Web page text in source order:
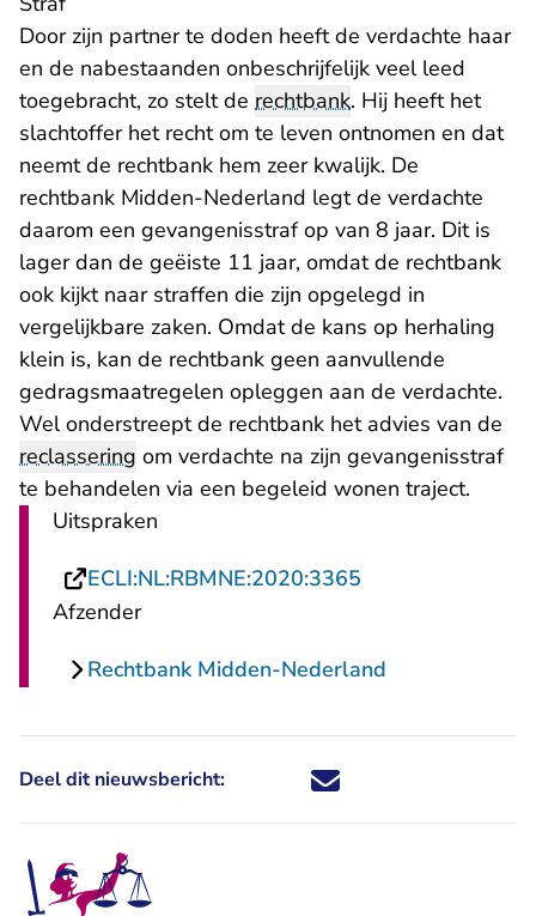
Door zijn partner te doden heeft de verdachte haar
en de nabestaanden onbeschrijfelijk veel leed
toegebracht, zo stelt de rechtbank. Hij heeft het
slachtoffer het recht om te leven ontnomen en dat
neemt de rechtbank hem zeer kwalijk. De
rechtbank Midden-Nederland legt de verdachte
daarom een gevangenisstraf op van 8 jaar. Dit is
lager dan de geëiste 11 jaar, omdat de rechtbank
ook kijkt naar straffen die zijn opgelegd in
vergelijkbare zaken. Omdat de kans op herhaling
klein is, kan de rechtbank geen aanvullende
gedragsmaatregelen opleggen aan de verdachte.
Wel onderstreept de rechtbank het advies van de
reclassering om verdachte na zijn gevangenisstraf
te behandelen via een begeleid wonen traject.
Uitspraken
ECLI:NL:RBMNE:2020:3365
Afzender
Rechtbank Midden-Nederland
Deel dit nieuwsbericht: Deel dit nieuwsbericht via X -
Deel dit nieuwsbericht via
Deel dit nieuwsbericht
Deel dit